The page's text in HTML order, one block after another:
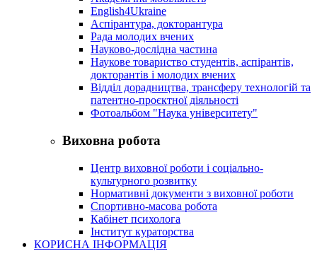
English4Ukraine
Аспірантура, докторантура
Рада молодих вчених
Науково-дослідна частина
Наукове товариство студентів, аспірантів,
докторантів і молодих вчених
Відділ дорадництва, трансферу технологій та
патентно-проєктної діяльності
Фотоальбом "Наука університету"
Виховна робота
Центр виховної роботи і соціально-
культурного розвитку
Нормативні документи з виховної роботи
Спортивно-масова робота
Кабінет психолога
Інститут кураторства
КОРИСНА ІНФОРМАЦІЯ